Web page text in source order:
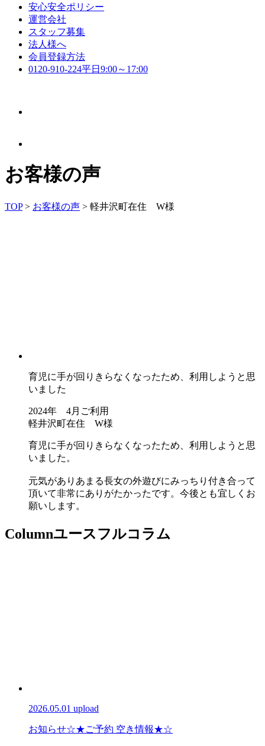
安心安全ポリシー
運営会社
スタッフ募集
法人様へ
会員登録方法
0120-910-224平日9:00～17:00
お客様の声
TOP> お客様の声 > 軽井沢町在住 W様
育児に手が回りきらなくなったため、利用しようと思
いました
2024年 4月ご利用
軽井沢町在住 W様
育児に手が回りきらなくなったため、利用しようと思
いました。
元気がありあまる長女の外遊びにみっちり付き合って
頂いて非常にありがたかったです。今後とも宜しくお
願いします。
Columnユースフルコラム
2026.05.01 upload
お知らせ☆★ご予約 空き情報★☆